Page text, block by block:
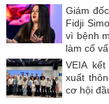
Giám
Fidji
vì bệnh
làm cố
VEIA
xuất
cơ hội